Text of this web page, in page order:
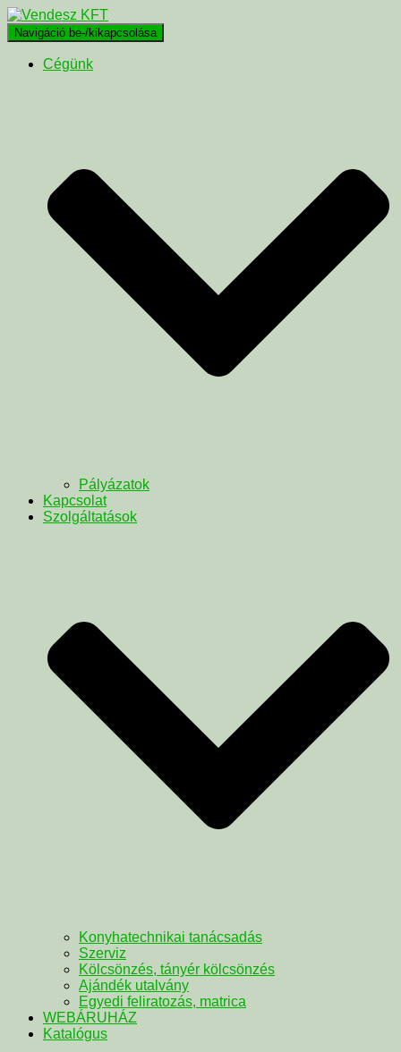
Navigáció be-/kikapcsolása
Cégünk
Pályázatok
Kapcsolat
Szolgáltatások
Konyhatechnikai tanácsadás
Szerviz
Kölcsönzés, tányér kölcsönzés
Ajándék utalvány
Egyedi feliratozás, matrica
WEBÁRUHÁZ
Katalógus